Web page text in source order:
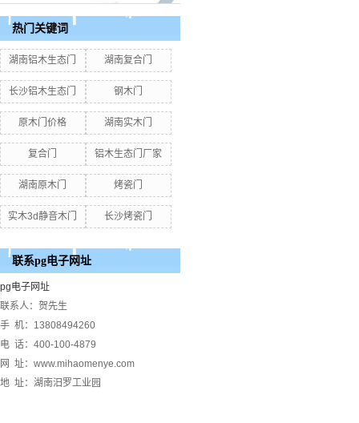
热门关键词
湖南铝木生态门 湖南复合门
长沙铝木生态门 钢木门
原木门价格 湖南实木门
复合门 铝木生态门厂家
湖南原木门 烤瓷门
实木3d静音木门 长沙烤瓷门
联系pg电子网址
pg电子网址
联系人：贺先生
手 机：13808494260
电 话：400-100-4879
网 址：www.mihaomenye.com
地 址：湖南汨罗工业园